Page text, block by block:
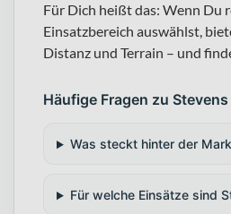
Für Dich heißt das: Wenn Du
Einsatzbereich auswählst,
Distanz und Terrain – und
Häufige Fragen zu Stevens
Was steckt hinter der
Für welche Einsätze sind